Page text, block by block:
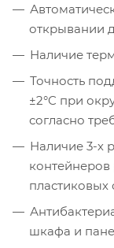
открывании
Наличие
Точность
±2°C при
согласно
Наличие 3-х
пластиковых
шкафа и